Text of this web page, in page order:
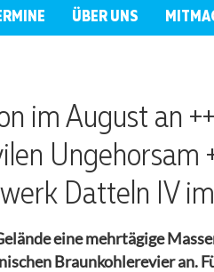
ÜBER UNS
im August an
Ungehorsam
Datteln IV
eine mehrtägige
Braunkohlerevier an.